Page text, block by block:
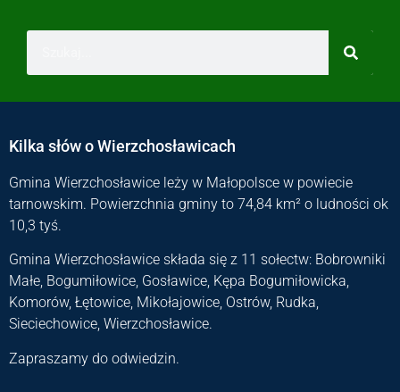
Kilka słów o Wierzchosławicach
Gmina Wierzchosławice leży w Małopolsce w powiecie
tarnowskim. Powierzchnia gminy to 74,84 km² o ludności ok
10,3 tyś.
Gmina Wierzchosławice składa się z 11 sołectw: Bobrowniki
Małe, Bogumiłowice, Gosławice, Kępa Bogumiłowicka,
Komorów, Łętowice, Mikołajowice, Ostrów, Rudka,
Sieciechowice, Wierzchosławice.
Zapraszamy do odwiedzin.